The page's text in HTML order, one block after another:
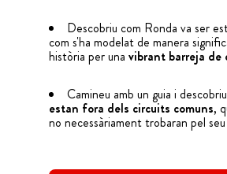
Descobriu com Ronda va ser
com s'ha modelat de manera
història per una vibrant barreja de
Camineu amb un guia i descobriu
estan fora dels circuits comuns,
no necessàriament trobaran pel